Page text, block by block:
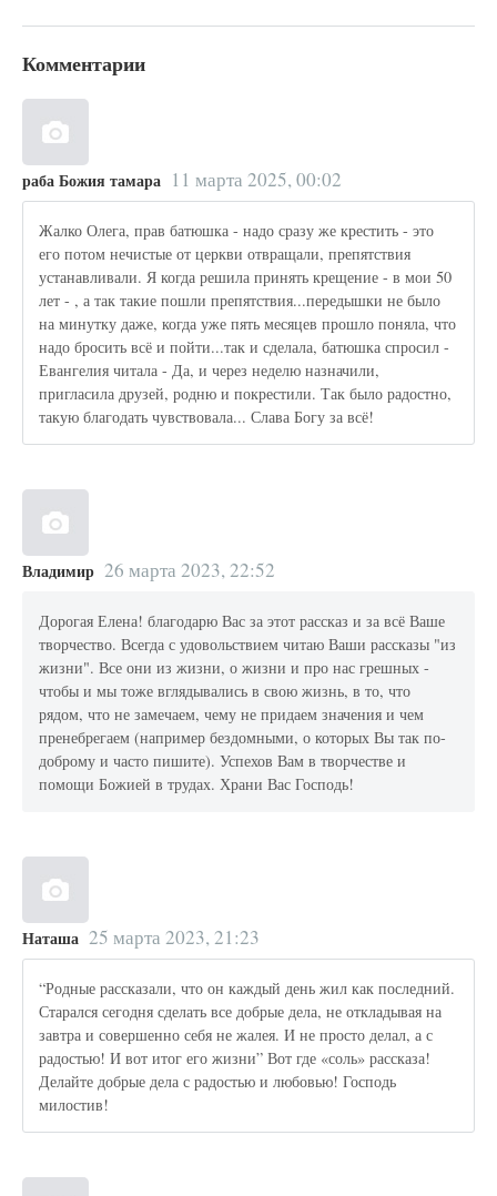
Комментарии
раба Божия тамара 11 марта 2025, 00:02
Жалко Олега, прав батюшка - надо сразу же крестить - это
его потом нечистые от церкви отвращали, препятствия
устанавливали. Я когда решила принять крещение - в мои 50
лет - , а так такие пошли препятствия...передышки не было
на минутку даже, когда уже пять месяцев прошло поняла, что
надо бросить всё и пойти...так и сделала, батюшка спросил -
Евангелия читала - Да, и через неделю назначили,
пригласила друзей, родню и покрестили. Так было радостно,
такую благодать чувствовала... Слава Богу за всё!
Владимир 26 марта 2023, 22:52
Дорогая Елена! благодарю Вас за этот рассказ и за всё Ваше
творчество. Всегда с удовольствием читаю Ваши рассказы "из
жизни". Все они из жизни, о жизни и про нас грешных -
чтобы и мы тоже вглядывались в свою жизнь, в то, что
рядом, что не замечаем, чему не придаем значения и чем
пренебрегаем (например бездомными, о которых Вы так по-
доброму и часто пишите). Успехов Вам в творчестве и
помощи Божией в трудах. Храни Вас Господь!
Наташа 25 марта 2023, 21:23
“Родные рассказали, что он каждый день жил как последний.
Старался сегодня сделать все добрые дела, не откладывая на
завтра и совершенно себя не жалея. И не просто делал, а с
радостью! И вот итог его жизни” Вот где «соль» рассказа!
Делайте добрые дела с радостью и любовью! Господь
милостив!